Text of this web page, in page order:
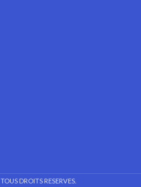
, TOUS DROITS RESERVES.